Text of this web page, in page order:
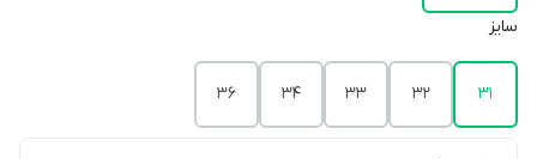
سایز
31
32
33
34
36